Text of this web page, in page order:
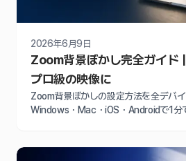
2026年6月9日
Zoom背景ぼかし完全ガイド
プロ級の映像に
Zoom背景ぼかしの設定方法を全デバイ
Windows・Mac・iOS・Androidで1分